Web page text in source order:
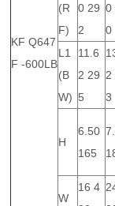
KF Q647
F -600LB
(R
F)
0 29
2
0
0
L1
(B
W)
11.6
2 29
5
2
3
H
6.50
165
W
16 4